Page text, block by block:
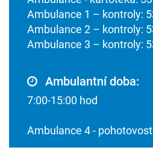
Ambulance 1 – kontroly:
Ambulance 2 – kontroly:
Ambulance 3 – kontroly:
Ambulantní doba:
7:00-15:00 hod
Ambulance 4 -